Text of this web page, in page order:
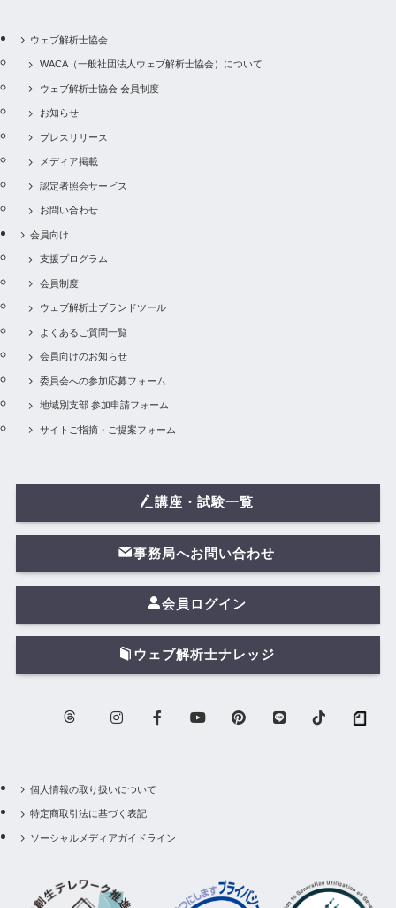
ウェブ解析士協会
WACA（一般社団法人ウェブ解析士協会）について
ウェブ解析士協会 会員制度
お知らせ
プレスリリース
メディア掲載
認定者照会サービス
お問い合わせ
会員向け
支援プログラム
会員制度
ウェブ解析士ブランドツール
よくあるご質問一覧
会員向けのお知らせ
委員会への参加応募フォーム
地域別支部 参加申請フォーム
サイトご指摘・ご提案フォーム
講座・試験一覧
事務局へお問い合わせ
会員ログイン
ウェブ解析士ナレッジ
個人情報の取り扱いについて
特定商取引法に基づく表記
ソーシャルメディアガイドライン